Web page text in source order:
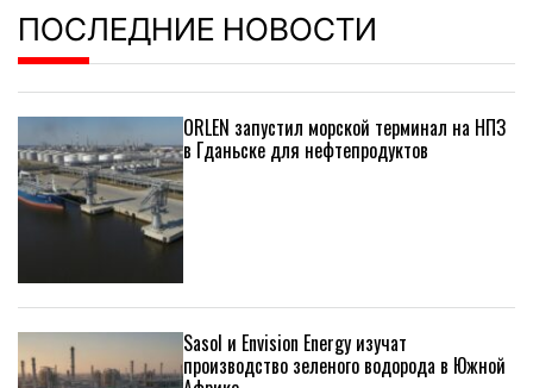
ПОСЛЕДНИЕ НОВОСТИ
ORLEN запустил морской терминал на НПЗ
в Гданьске для нефтепродуктов
Sasol и Envision Energy изучат
производство зеленого водорода в Южной